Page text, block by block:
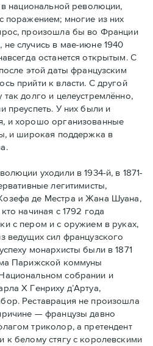
в национальной революции,
поражением; многие из них
произошла бы во Франции
случись в мае-июне 1940
останется открытым. С
этой даты французским
прийти к власти. С другой
долго и целеустремлённо,
преуспеть. У них были и
и хорошо организованные
и широкая поддержка в
уходили в 1934-й, в 1871-
легитимисты,
де Местра и Жана Шуана,
начиная с 1792 года
с пером и с оружием в руках,
ведущих сил французского
монархисты были в 1871
Парижской коммуны
собрании и
Х Генриху д’Артуа,
Реставрация не произошла
— французы давно
триколор, а претендент
к белому стягу с королевскими